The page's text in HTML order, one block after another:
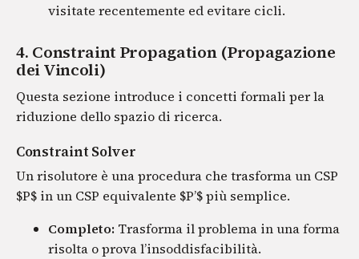
visitate recentemente ed evitare cicli.
4. Constraint Propagation (Propagazione
dei Vincoli)
Questa sezione introduce i concetti formali per la
riduzione dello spazio di ricerca.
Constraint Solver
Un risolutore è una procedura che trasforma un CSP
$P$ in un CSP equivalente $P’$ più semplice.
Completo: Trasforma il problema in una forma
risolta o prova l’insoddisfacibilità.